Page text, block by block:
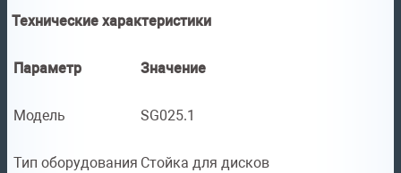
Технические характеристики
Параметр Значение
Модель SG025.1
Тип оборудования Стойка для дисков